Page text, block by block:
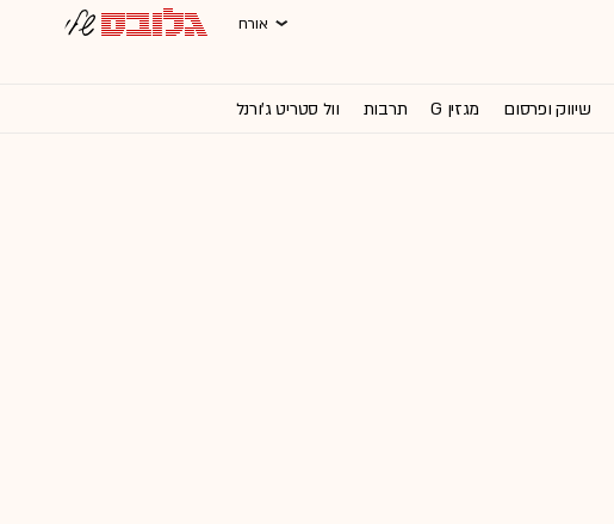
אורח
שיווק ופרסום מגזין G תרבות וול סטריט ג'ורנל